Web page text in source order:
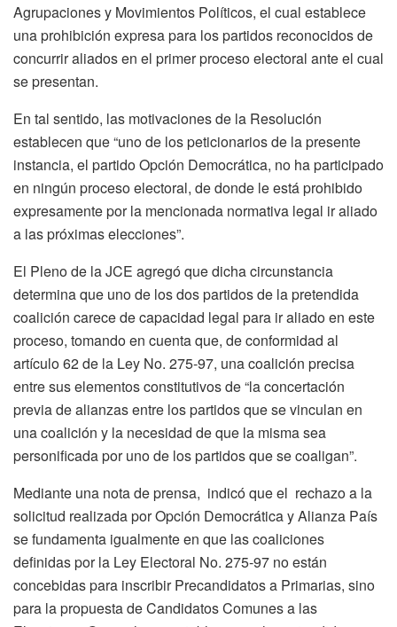
Agrupaciones y Movimientos Políticos, el cual establece
una prohibición expresa para los partidos reconocidos de
concurrir aliados en el primer proceso electoral ante el cual
se presentan.
En tal sentido, las motivaciones de la Resolución
establecen que “uno de los peticionarios de la presente
instancia, el partido Opción Democrática, no ha participado
en ningún proceso electoral, de donde le está prohibido
expresamente por la mencionada normativa legal ir aliado
a las próximas elecciones”.
El Pleno de la JCE agregó que dicha circunstancia
determina que uno de los dos partidos de la pretendida
coalición carece de capacidad legal para ir aliado en este
proceso, tomando en cuenta que, de conformidad al
artículo 62 de la Ley No. 275-97, una coalición precisa
entre sus elementos constitutivos de “la concertación
previa de alianzas entre los partidos que se vinculan en
una coalición y la necesidad de que la misma sea
personificada por uno de los partidos que se coaligan”.
Mediante una nota de prensa, indicó que el rechazo a la
solicitud realizada por Opción Democrática y Alianza País
se fundamenta igualmente en que las coaliciones
definidas por la Ley Electoral No. 275-97 no están
concebidas para inscribir Precandidatos a Primarias, sino
para la propuesta de Candidatos Comunes a las